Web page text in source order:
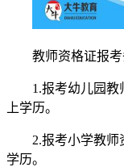
教师资格证报
1.报考幼儿园
上学历。
2.报考小学教
学历。